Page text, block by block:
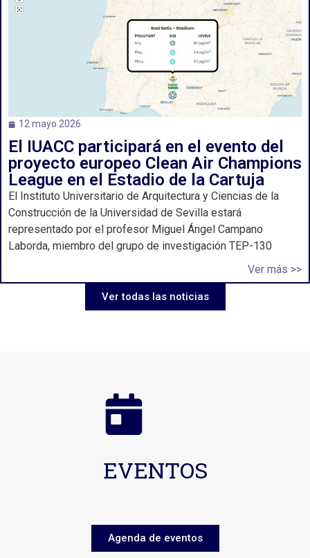
12 mayo 2026
El IUACC participará en el evento del
proyecto europeo Clean Air Champions
League en el Estadio de la Cartuja
El Instituto Universitario de Arquitectura y Ciencias de la
Construcción de la Universidad de Sevilla estará
representado por el profesor Miguel Ángel Campano
Laborda, miembro del grupo de investigación TEP-130
Ver más >>
Ver todas las noticias
EVENTOS
Agenda de eventos